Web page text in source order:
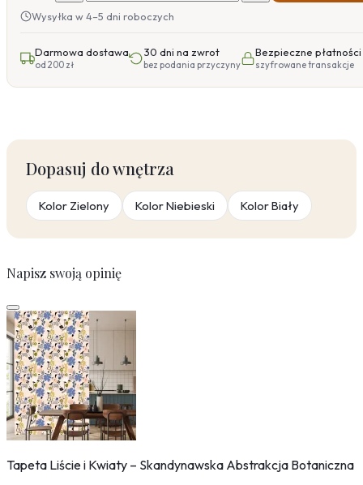
Wysyłka w 4–5 dni roboczych
Darmowa dostawa
od 200 zł
30 dni na zwrot
bez podania przyczyny
Bezpieczne płatności
szyfrowane transakcje
Dopasuj do wnętrza
Kolor Zielony Kolor Niebieski Kolor Biały
Napisz swoją opinię
Tapeta Liście i Kwiaty – Skandynawska Abstrakcja Botaniczna